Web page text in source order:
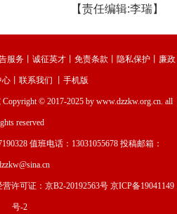
【责任编辑:李瑞】
服务 诚征英才 免责条款 隐私保护 廉政
心丨 联系我们 手机版
© 2017-2025 by www.dzzkw.org.cn. all
reserved
值班电话：13031055678 投稿邮箱：
许可证： 京B2-20192563号 京ICP备19041149
号-2